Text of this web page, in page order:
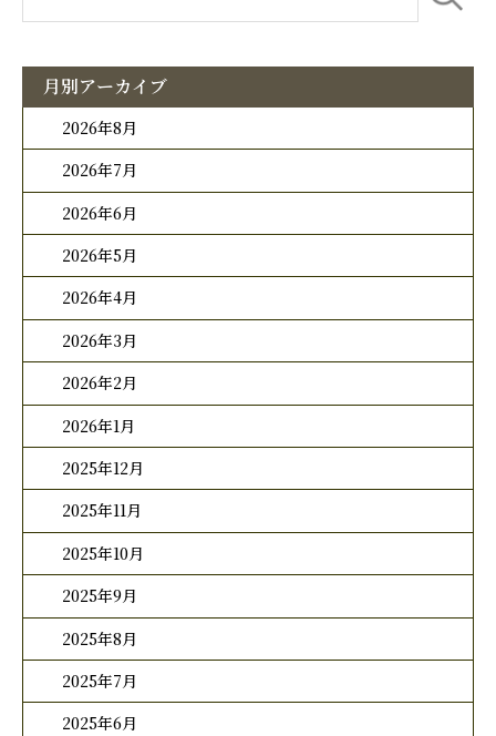
月別アーカイブ
2026年8月
2026年7月
2026年6月
2026年5月
2026年4月
2026年3月
2026年2月
2026年1月
2025年12月
2025年11月
2025年10月
2025年9月
2025年8月
2025年7月
2025年6月